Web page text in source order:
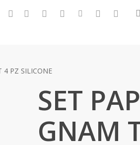
facebookgoogle- instagramwhatsapp
tiktok phone email
4 PZ SILICONE
SET
GNAM